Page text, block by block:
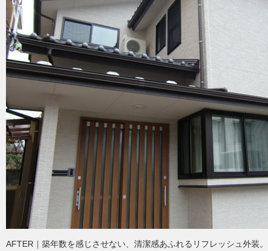
AFTER｜築年数を感じさせない、清潔感あふれるリフレッシュ外装